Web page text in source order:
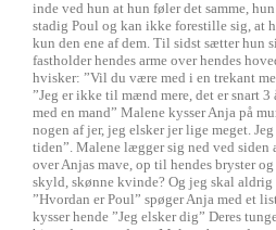
inde ved hun at hun føler det samme,
stadig Poul og kan ikke forestille sig, at
kun den ene af dem. Til sidst sætter hun
fastholder hendes arme over hendes
hvisker: ”Vil du være med i en trekant
”Jeg er ikke til mænd mere, det er snart 3
med en mand” Malene kysser Anja på
nogen af jer, jeg elsker jer lige meget.
tiden”. Malene lægger sig ned ved siden
over Anjas mave, op til hendes bryster
skyld, skønne kvinde? Og jeg skal aldrig
”Hvordan er Poul” spøger Anja med et
kysser hende ”Jeg elsker dig” Deres